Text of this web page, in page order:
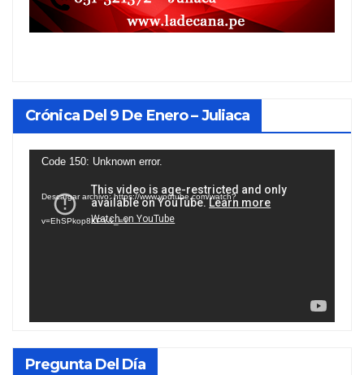
Crónica Del 9 De Enero – Juliaca
Reproductor
vídeo
Code 150: Unknown error.
Descargar archivo: https://www.youtube.com/watch?
v=EhSPkop8KPY&_=1
Pregunta Del Día